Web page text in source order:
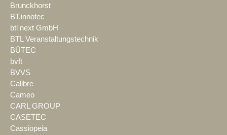
Brunckhorst
BT.innotec
btl next GmbH
BTL Veranstaltungstechnik
BÜTEC
bvft
BVVS
Calibre
Cameo
CARL GROUP
CASETEC
Cassiopeia